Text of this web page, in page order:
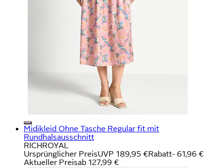
Midikleid Ohne Tasche Regular fit mit
Rundhalsausschnitt
RICHROYAL
Ursprünglicher PreisUVP 189,95 €Rabatt- 61,96 €
Aktueller Preisab 127,99 €